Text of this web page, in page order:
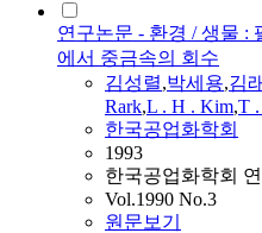
연구논문 - 환경 / 생물 :
에서 중금속의 회수
김성렬,박세용,김
Rark,L . H . Kim,T .
한국공업화학회
1993
한국공업화학회
Vol.1990 No.3
원문보기